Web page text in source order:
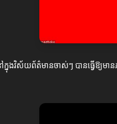
ៅក្នុងវិស័យព័ត៌មានចាស់ៗ បានធ្វើឱ្យ